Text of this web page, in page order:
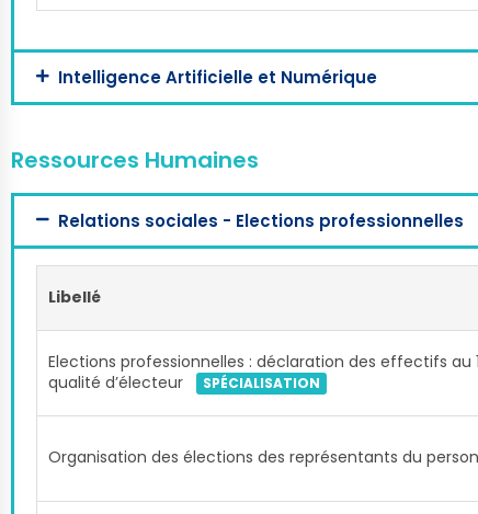
Intelligence Artificielle et Numérique
Ressources Humaines
Relations sociales - Elections professionnelles
Libellé
Elections professionnelles : déclaration des effectifs
qualité d’électeur
SPÉCIALISATION
Organisation des élections des représentants du